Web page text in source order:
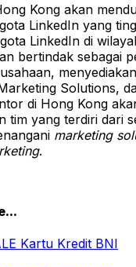
Kong akan
LinkedIn yang
LinkedIn di
bertindak sebagai
Solutions,
di Hong Kong
tim yang terdiri dari
marketing
.